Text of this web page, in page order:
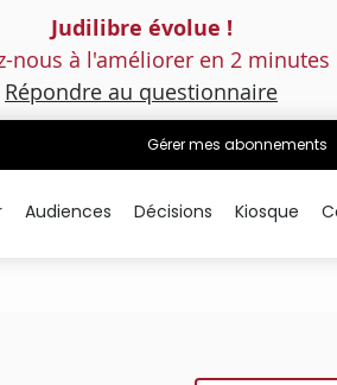
Judilibre évolue !
nous à l'améliorer en 2 minutes
Répondre au questionnaire
Gérer mes abonnements
Audiences Décisions Kiosque